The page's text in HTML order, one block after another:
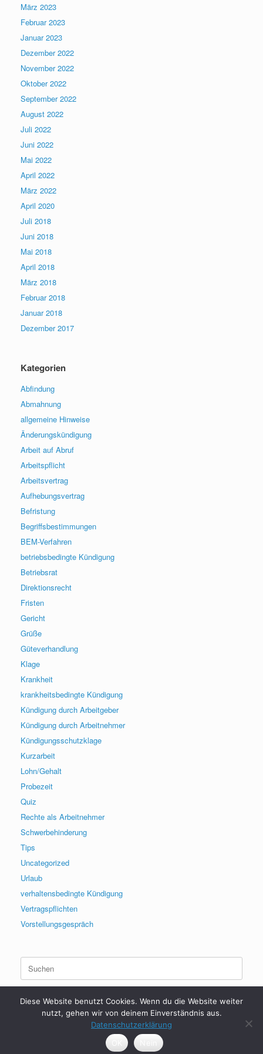
März 2023
Februar 2023
Januar 2023
Dezember 2022
November 2022
Oktober 2022
September 2022
August 2022
Juli 2022
Juni 2022
Mai 2022
April 2022
März 2022
April 2020
Juli 2018
Juni 2018
Mai 2018
April 2018
März 2018
Februar 2018
Januar 2018
Dezember 2017
Kategorien
Abfindung
Abmahnung
allgemeine Hinweise
Änderungskündigung
Arbeit auf Abruf
Arbeitspflicht
Arbeitsvertrag
Aufhebungsvertrag
Befristung
Begriffsbestimmungen
BEM-Verfahren
betriebsbedingte Kündigung
Betriebsrat
Direktionsrecht
Fristen
Gericht
Grüße
Güteverhandlung
Klage
Krankheit
krankheitsbedingte Kündigung
Kündigung durch Arbeitgeber
Kündigung durch Arbeitnehmer
Kündigungsschutzklage
Kurzarbeit
Lohn/Gehalt
Probezeit
Quiz
Rechte als Arbeitnehmer
Schwerbehinderung
Tips
Uncategorized
Urlaub
verhaltensbedingte Kündigung
Vertragspflichten
Vorstellungsgespräch
Suchen
nach:
2017 - 2026 | HerrDenis | Arbeitsrecht
Diese Website benutzt Cookies. Wenn du die Website weiter
nutzt, gehen wir von deinem Einverständnis aus.
Datenschutzerklärung